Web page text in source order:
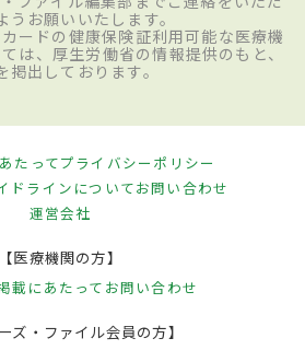
うお願いいたします。
ードの健康保険証利用可能な医療機
は、厚生労働省の情報提供のもと、
掲出しております。
たってプライバシーポリシー
ドラインについてお問い合わせ
運営会社
【医療機関の方】
載にあたって お問い合わせ
ズ・ファイル会員の方】